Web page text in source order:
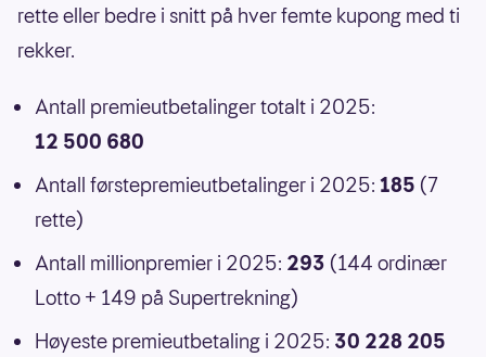
rette eller bedre i snitt på hver femte kupong med ti
rekker.
Antall premieutbetalinger totalt i 2025:
12 500 680
Antall førstepremieutbetalinger i 2025: 185 (7
rette)
Antall millionpremier i 2025: 293 (144 ordinær
Lotto + 149 på Supertrekning)
Høyeste premieutbetaling i 2025: 30 228 205